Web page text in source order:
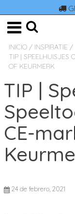
INICIO / INSPIRATIE /
TIP | SPEELHUISJES
OF KEURMERK
TIP |
CE-
24 de febrero, 2021